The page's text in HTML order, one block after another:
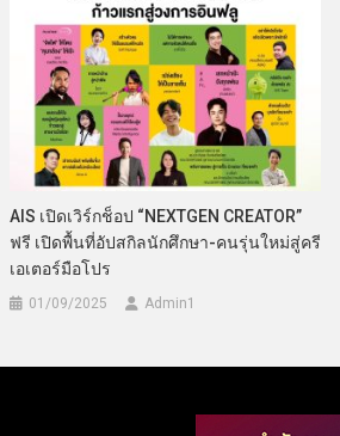
AIS เปิดเวิร์กช็อป “NEXTGEN CREATOR”
ฟรี เปิดพื้นที่อัปสกิลนักศึกษา-คนรุ่นใหม่สู่ครี
เอเตอร์มือโปร
01/09/2025 Admin​1